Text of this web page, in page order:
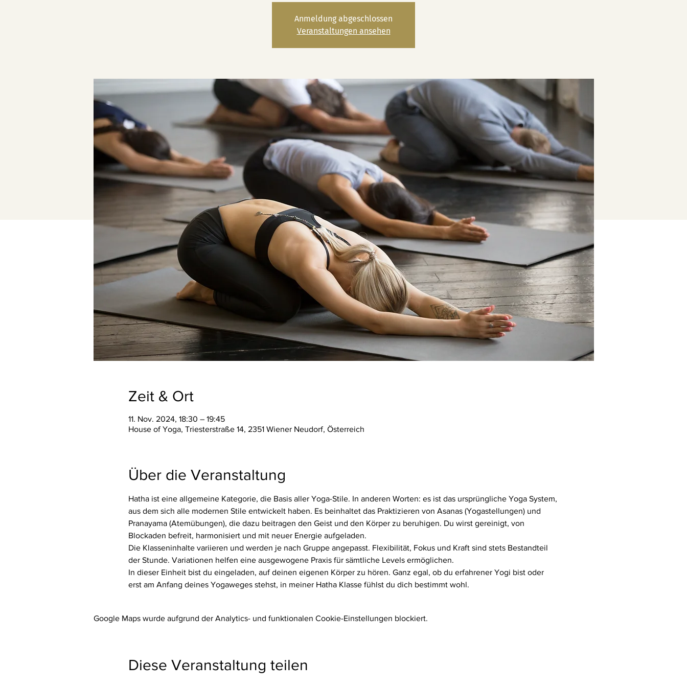
Anmeldung abgeschlossen
Veranstaltungen ansehen
Zeit & Ort
11. Nov. 2024, 18:30 – 19:45
House of Yoga, Triesterstraße 14, 2351 Wiener Neudorf, Österreich
Über die Veranstaltung
Hatha ist eine allgemeine Kategorie, die Basis aller Yoga-Stile. In anderen Worten: es ist das ursprüngliche Yoga System,
aus dem sich alle modernen Stile entwickelt haben. Es beinhaltet das Praktizieren von Asanas (Yogastellungen) und
Pranayama (Atemübungen), die dazu beitragen den Geist und den Körper zu beruhigen. Du wirst gereinigt, von
Blockaden befreit, harmonisiert und mit neuer Energie aufgeladen.
Die Klasseninhalte variieren und werden je nach Gruppe angepasst. Flexibilität, Fokus und Kraft sind stets Bestandteil
der Stunde. Variationen helfen eine ausgewogene Praxis für sämtliche Levels ermöglichen.
In dieser Einheit bist du eingeladen, auf deinen eigenen Körper zu hören. Ganz egal, ob du erfahrener Yogi bist oder
erst am Anfang deines Yogaweges stehst, in meiner Hatha Klasse fühlst du dich bestimmt wohl.
Google Maps wurde aufgrund der Analytics- und funktionalen Cookie-Einstellungen blockiert.
Diese Veranstaltung teilen